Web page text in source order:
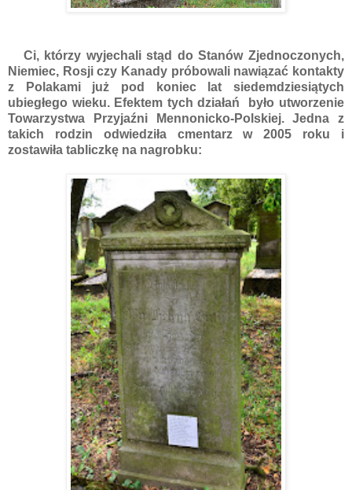
Ci, którzy wyjechali stąd do Stanów Zjednoczonych,
Niemiec, Rosji czy Kanady próbowali nawiązać kontakty
z Polakami już pod koniec lat siedemdziesiątych
ubiegłego wieku. Efektem tych działań było utworzenie
Towarzystwa Przyjaźni Mennonicko-Polskiej. Jedna z
takich rodzin odwiedziła cmentarz w 2005 roku i
zostawiła tabliczkę na nagrobku: